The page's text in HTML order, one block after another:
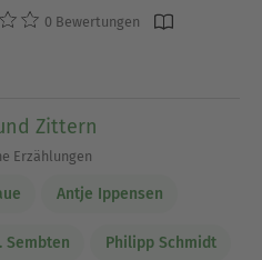
0 Bewertungen
Zittern
Erzählungen
Antje Ippensen
Sembten Philipp Schmidt